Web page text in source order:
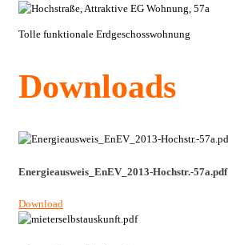
Tolle funktionale Erdgeschosswohnung
Downloads
Energieausweis_EnEV_2013-Hochstr.-57a.pdf
Download